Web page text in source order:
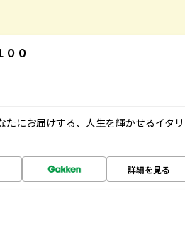
００
にお届けする、人生を輝かせるイタリ
詳細を見る